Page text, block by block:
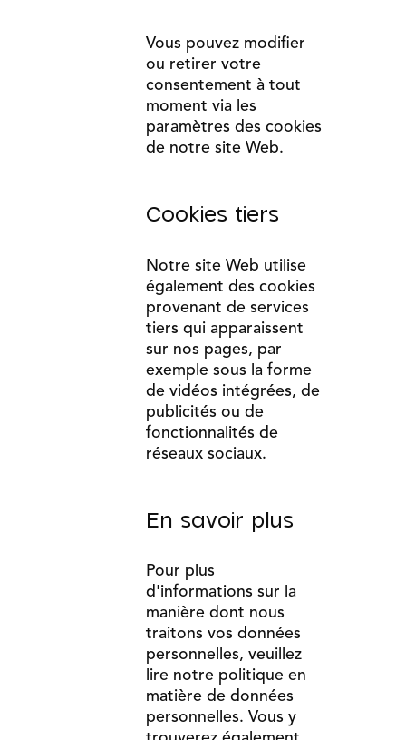
Vous pouvez modifier
ou retirer votre
consentement à tout
moment via les
paramètres des cookies
de notre site Web.
Cookies tiers
Notre site Web utilise
également des cookies
provenant de services
tiers qui apparaissent
sur nos pages, par
exemple sous la forme
de vidéos intégrées, de
publicités ou de
fonctionnalités de
réseaux sociaux.
En savoir plus
Pour plus
d'informations sur la
manière dont nous
traitons vos données
personnelles, veuillez
lire notre politique en
matière de données
personnelles. Vous y